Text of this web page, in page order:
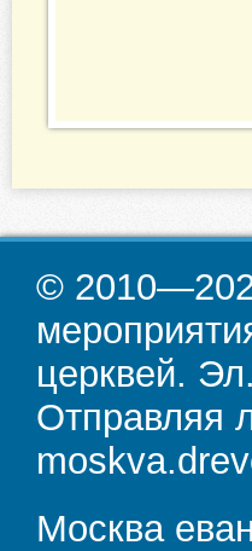
©
церквей.
Отправляя
Москва